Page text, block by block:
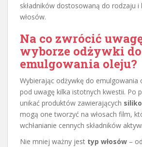
składników dostosowaną do rodzaju
włosów.
Na co zwrócić
wyborze odżywki do
emulgowania oleju?
Wybierając odżywkę do emulgowania
pod uwagę kilka istotnych kwestii. Po
unikać produktów zawierających
mogą one tworzyć na włosach film,
wchłanianie cennych składników
Nie mniej ważny jest typ włosów –